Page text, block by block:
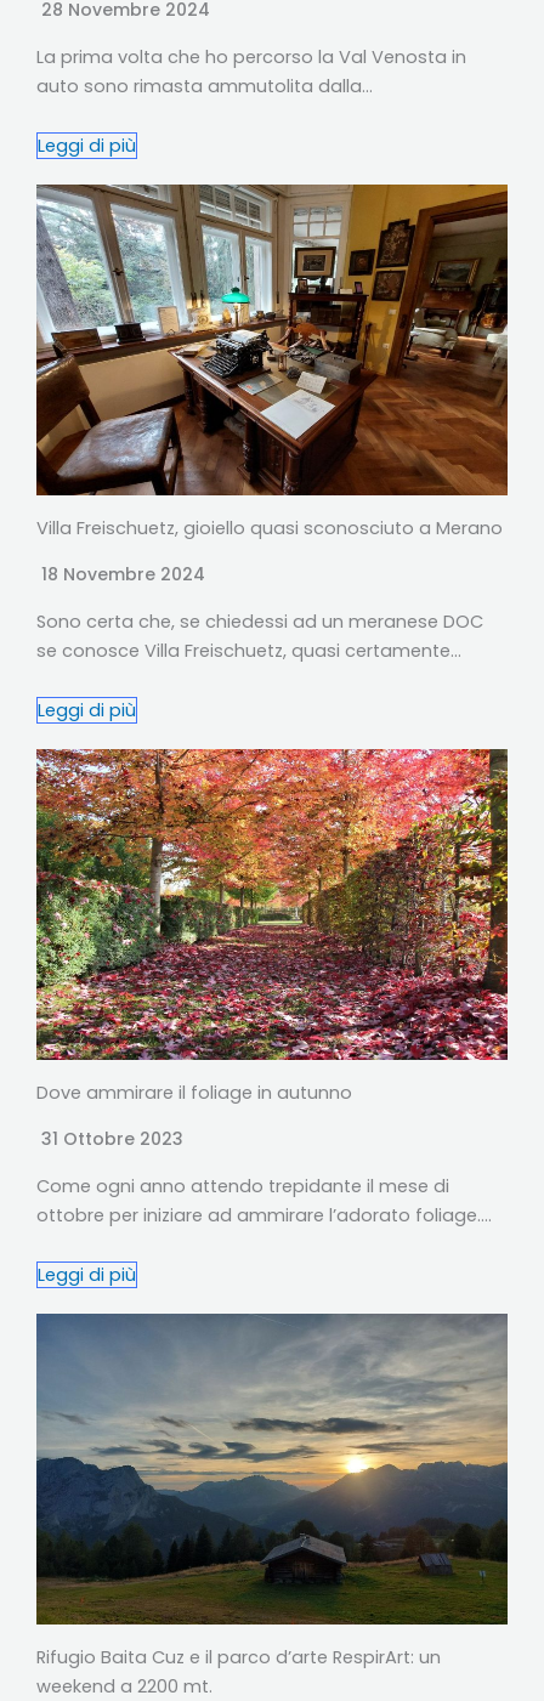
28 Novembre 2024
La prima volta che ho percorso la Val Venosta in
auto sono rimasta ammutolita dalla…
Leggi di più
Villa Freischuetz, gioiello quasi sconosciuto a Merano
18 Novembre 2024
Sono certa che, se chiedessi ad un meranese DOC
se conosce Villa Freischuetz, quasi certamente…
Leggi di più
Dove ammirare il foliage in autunno
31 Ottobre 2023
Come ogni anno attendo trepidante il mese di
ottobre per iniziare ad ammirare l’adorato foliage….
Leggi di più
Rifugio Baita Cuz e il parco d’arte RespirArt: un
weekend a 2200 mt.